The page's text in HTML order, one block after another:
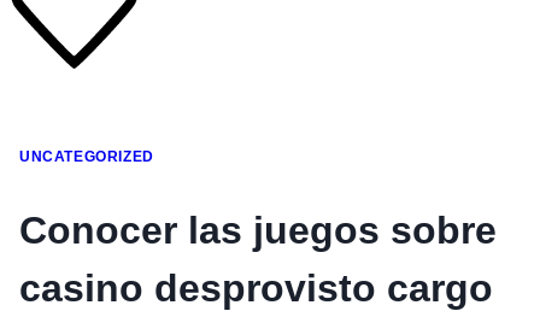
โทรศัพท์มือถือ
อุปกรณ์เสริมโทรศัพท์
สินค้าตามแบรนด์
UNCATEGORIZED
Conocer las juegos sobre
casino desprovisto cargo